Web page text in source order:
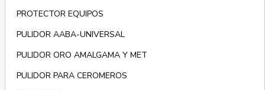
PROTECTOR EQUIPOS
PULIDOR AABA-UNIVERSAL
PULIDOR ORO AMALGAMA Y MET
PULIDOR PARA CEROMEROS